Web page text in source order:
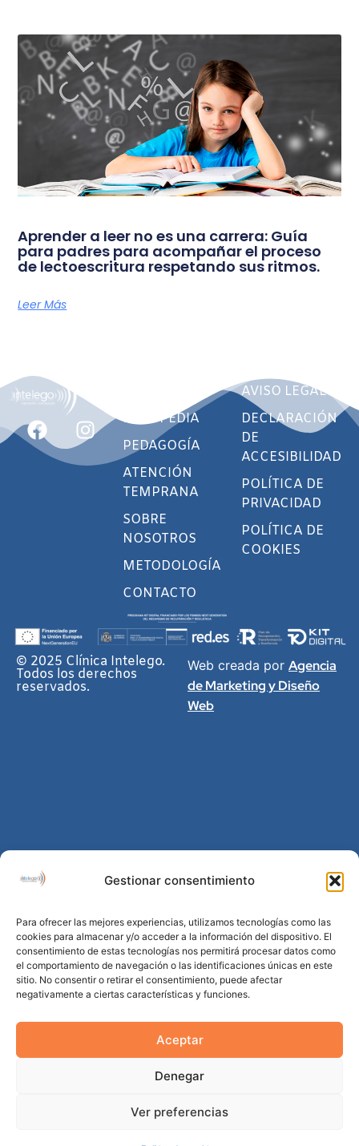
Gestionar consentimiento
Para ofrecer las mejores experiencias, utilizamos tecnologías como las
cookies para almacenar y/o acceder a la información del dispositivo. El
consentimiento de estas tecnologías nos permitirá procesar datos como
el comportamiento de navegación o las identificaciones únicas en este
sitio. No consentir o retirar el consentimiento, puede afectar
negativamente a ciertas características y funciones.
Aceptar
Denegar
Ver preferencias
Aprender a leer no es una carrera: Guía
para padres para acompañar el proceso
de lectoescritura respetando sus ritmos.
Leer Más
LOGOPEDIA
PEDAGOGÍA
ATENCIÓN
TEMPRANA
SOBRE
NOSOTROS
METODOLOGÍA
CONTACTO
AVISO LEGAL
DECLARACIÓN
DE
ACCESIBILIDAD
POLÍTICA DE
PRIVACIDAD
POLÍTICA DE
COOKIES
© 2025 Clínica Intelego.
Todos los derechos
reservados.
Web creada por Agencia
de Marketing y Diseño
Web